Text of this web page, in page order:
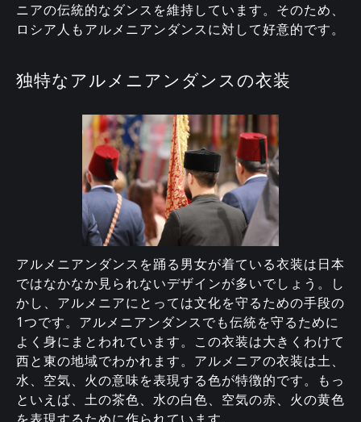
ニアの伝統的なダンスを維持しています。そのため、
ロシア人もアルメニアンダンスに対して好意的です。
独特なアルメニアンダンスの衣装
アルメニアンダンスを踊る男女が着ている衣装は日本
ではなかなか見られないデザインが多いでしょう。し
かし、アルメニアにとっては文化を守るための手段の
1つです。アルメニアンダンスでも伝統を守るために
よく身にまとわれています。この衣装は大きくわけて
西と東の地域でわかれます。アルメニアの衣装は土、
水、空気、火の意味を表現する色が特徴的です。もっ
といえば、土の茶色、水の白色、空気の赤、火の黄色